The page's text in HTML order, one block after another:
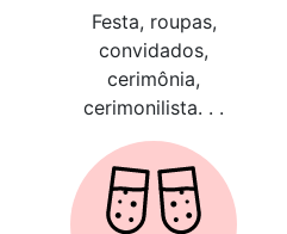
Festa, roupas,
convidados,
cerimônia,
cerimonilista. . .